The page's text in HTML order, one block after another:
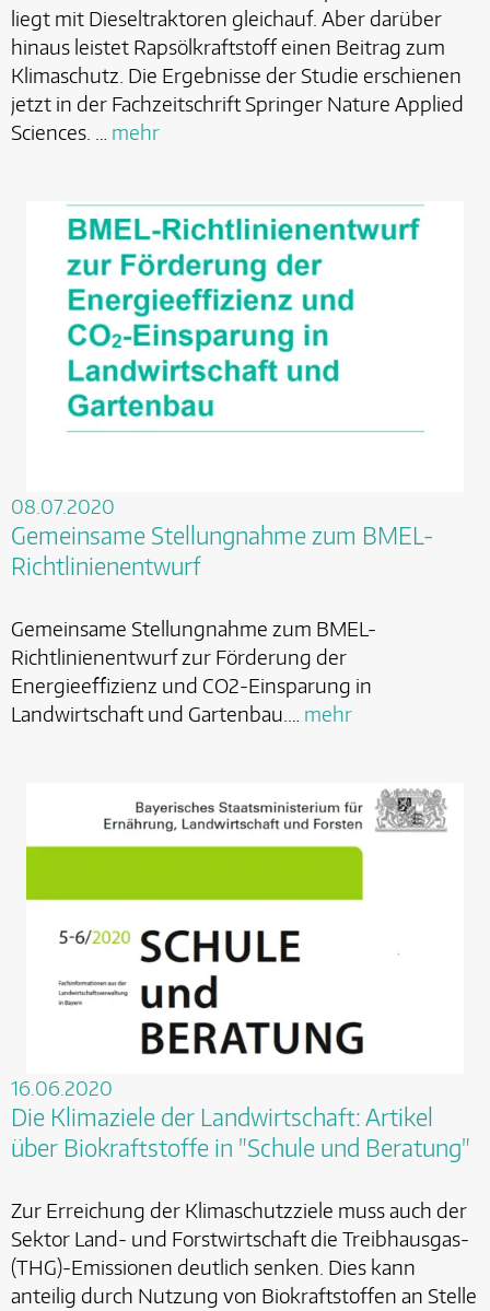
liegt mit Dieseltraktoren gleichauf. Aber darüber
hinaus leistet Rapsölkraftstoff einen Beitrag zum
Klimaschutz. Die Ergebnisse der Studie erschienen
jetzt in der Fachzeitschrift Springer Nature Applied
Sciences. … mehr
08.07.2020
Gemeinsame Stellungnahme zum BMEL-
Richtlinienentwurf
Gemeinsame Stellungnahme zum BMEL-
Richtlinienentwurf zur Förderung der
Energieeffizienz und CO2-Einsparung in
Landwirtschaft und Gartenbau.… mehr
16.06.2020
Die Klimaziele der Landwirtschaft: Artikel
über Biokraftstoffe in "Schule und Beratung"
Zur Erreichung der Klimaschutzziele muss auch der
Sektor Land- und Forstwirtschaft die Treibhausgas-
(THG)-Emissionen deutlich senken. Dies kann
anteilig durch Nutzung von Biokraftstoffen an Stelle